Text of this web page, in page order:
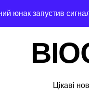
юнак запустив
у закупівлі
як керівник
Цікаві